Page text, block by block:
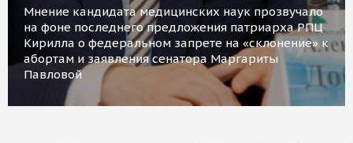
Мнение кандидата медицинских наук прозвучало
на фоне последнего предложения патриарха РПЦ
Кирилла о федеральном запрете на «склонение» к
абортам и заявления сенатора Маргариты
Павловой